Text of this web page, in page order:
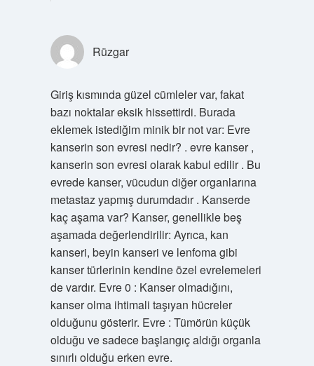
Rüzgar
Giriş kısmında güzel cümleler var, fakat
bazı noktalar eksik hissettirdi. Burada
eklemek istediğim minik bir not var: Evre
kanserin son evresi nedir? . evre kanser ,
kanserin son evresi olarak kabul edilir . Bu
evrede kanser, vücudun diğer organlarına
metastaz yapmış durumdadır . Kanserde
kaç aşama var? Kanser, genellikle beş
aşamada değerlendirilir: Ayrıca, kan
kanseri, beyin kanseri ve lenfoma gibi
kanser türlerinin kendine özel evrelemeleri
de vardır. Evre 0 : Kanser olmadığını,
kanser olma ihtimali taşıyan hücreler
olduğunu gösterir. Evre : Tümörün küçük
olduğu ve sadece başlangıç aldığı organla
sınırlı olduğu erken evre.